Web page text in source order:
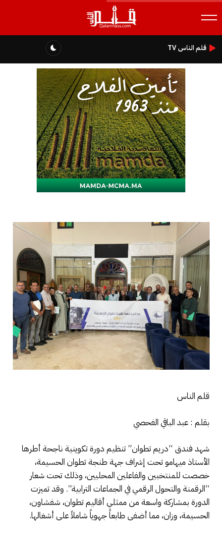
قلم الناس TV
قلم الناس
بقلم : عبد الباقي الفحصي
شهد فندق “دريم تطوان” تنظيم دورة تكوينية ناجحة أطرها
الأستاذ ميهامو تحت إشراف جهة طنجة تطوان الحسيمة،
خصصت للمنتخبين والفاعلين المحليين، وذلك تحت شعار
“الرقمنة والتحول الرقمي في الجماعات الترابية”. وقد تميزت
الدورة بمشاركة واسعة من ممثلي أقاليم تطوان، شفشاون،
الحسيمة، وزان، مما أضفى طابعاً جهوياً شاملاً على أشغالها.